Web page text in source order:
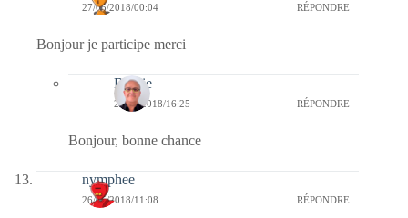
27/05/2018/00:04 RÉPONDRE
Bonjour je participe merci
Bernie
27/05/2018/16:25 RÉPONDRE
Bonjour, bonne chance
nymphee
26/05/2018/11:08 RÉPONDRE